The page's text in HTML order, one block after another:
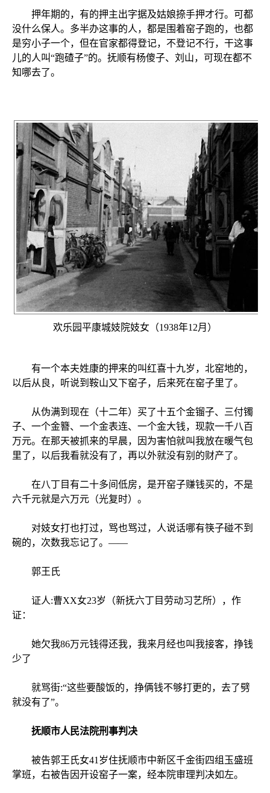
押年期的，有的押主出字据及姑娘捺手押才行。可都
没什么保人。多半办这事的人，都是围着窑子跑的，也都
是穷小子一个，但在官家都得登记，不登记不行，干这事
儿的人叫“跑碴子”的。抚顺有杨傻子、刘山，可现在都不
知哪去了。
欢乐园平康城妓院妓女（1938年12月）
有一个本夫姓康的押来的叫红喜十九岁，北窑地的，
以后从良，听说到鞍山又下窑子，后来死在窑子里了。
从伪满到现在（十二年）买了十五个金镏子、三付镯
子、一个金簪、一个金表连、一个金大钱，现款一千八百
万元。在那天被抓来的早晨，因为害怕就叫我放在暖气包
里了，以后我看就没有了，再以外就没有别的财产了。
在八丁目有二十多间低房，是开窑子赚钱买的，不是
六千元就是六万元（光复时）。
对妓女打也打过，骂也骂过，人说话哪有筷子碰不到
碗的，次数我忘记了。——
郭王氏
证人:曹XX女23岁（新抚六丁目劳动习艺所），作
证：
她欠我86万元钱得还我，我来月经也叫我接客，挣钱
少了
就骂街:“这些要酸饭的，挣俩钱不够打更的，去了劈
就没有了”。
抚顺市人民法院刑事判决
被告郭王氏女41岁住抚顺市中新区千金街四组玉盛班
掌班，右被告因开设窑子一案，经本院审理判决如左。